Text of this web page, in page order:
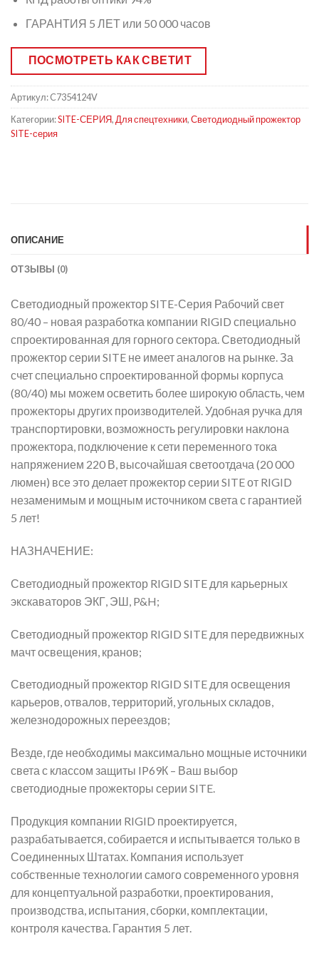
ГАРАНТИЯ 5 ЛЕТ или 50 000 часов
ПОСМОТРЕТЬ КАК СВЕТИТ
Артикул:C7354124V
Категории:SITE-СЕРИЯ,Для спецтехники,Светодиодный прожектор
SITE-серия
ОПИСАНИЕ
ОТЗЫВЫ (0)
Светодиодный прожектор SITE-Серия Рабочий свет
80/40 – новая разработка компании RIGID специально
спроектированная для горного сектора. Светодиодный
прожектор серии SITE не имеет аналогов на рынке. За
счет специально спроектированной формы корпуса
(80/40) мы можем осветить более широкую область, чем
прожекторы других производителей. Удобная ручка для
транспортировки, возможность регулировки наклона
прожектора, подключение к сети переменного тока
напряжением 220 В, высочайшая светоотдача (20 000
люмен) все это делает прожектор серии SITE от RIGID
незаменимым и мощным источником света с гарантией
5 лет!
НАЗНАЧЕНИЕ:
Светодиодный прожектор RIGID SITE для карьерных
экскаваторов ЭКГ, ЭШ, P&H;
Светодиодный прожектор RIGID SITE для передвижных
мачт освещения, кранов;
Светодиодный прожектор RIGID SITE для освещения
карьеров, отвалов, территорий, угольных складов,
железнодорожных переездов;
Везде, где необходимы максимально мощные источники
света с классом защиты IP69К – Ваш выбор
светодиодные прожекторы серии SITE.
Продукция компании RIGID проектируется,
разрабатывается, собирается и испытывается только в
Соединенных Штатах. Компания использует
собственные технологии самого современного уровня
для концептуальной разработки, проектирования,
производства, испытания, сборки, комплектации,
контроля качества. Гарантия 5 лет.